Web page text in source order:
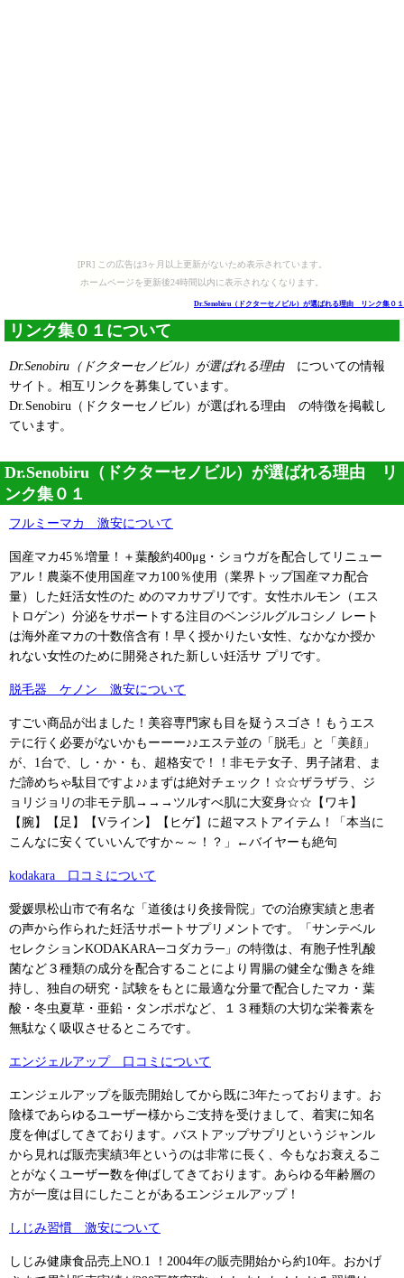
[PR] この広告は3ヶ月以上更新がないため表示されています。
ホームページを更新後24時間以内に表示されなくなります。
Dr.Senobiru（ドクターセノビル）が選ばれる理由 リンク集０１
リンク集０１について
Dr.Senobiru（ドクターセノビル）が選ばれる理由 についての情報
サイト。相互リンクを募集しています。
Dr.Senobiru（ドクターセノビル）が選ばれる理由 の特徴を掲載し
ています。
Dr.Senobiru（ドクターセノビル）が選ばれる理由 リ
ンク集０１
フルミーマカ 激安について
国産マカ45％増量！＋葉酸約400μg・ショウガを配合してリニュー
アル！農薬不使用国産マカ100％使用（業界トップ国産マカ配合
量）した妊活女性のた めのマカサプリです。女性ホルモン（エス
トロゲン）分泌をサポートする注目のベンジルグルコシノ レート
は海外産マカの十数倍含有！早く授かりたい女性、なかなか授か
れない女性のために開発された新しい妊活サ プリです。
脱毛器 ケノン 激安について
すごい商品が出ました！美容専門家も目を疑うスゴさ！もうエス
テに行く必要がないかもーーー♪♪エステ並の「脱毛」と「美顔」
が、1台で、し・か・も、超格安で！！非モテ女子、男子諸君、ま
だ諦めちゃ駄目ですよ♪♪まずは絶対チェック！☆☆ザラザラ、ジ
ョリジョリの非モテ肌→→→ツルすべ肌に大変身☆☆【ワキ】
【腕】【足】【Vライン】【ヒゲ】に超マストアイテム！「本当に
こんなに安くていいんですか～～！？」←バイヤーも絶句
kodakara 口コミについて
愛媛県松山市で有名な「道後はり灸接骨院」での治療実績と患者
の声から作られた妊活サポートサプリメントです。「サンテベル
セレクションKODAKARA─コダカラ─」の特徴は、有胞子性乳酸
菌など３種類の成分を配合することにより胃腸の健全な働きを維
持し、独自の研究・試験をもとに最適な分量で配合したマカ・葉
酸・冬虫夏草・亜鉛・タンポポなど、１３種類の大切な栄養素を
無駄なく吸収させるところです。
エンジェルアップ 口コミについて
エンジェルアップを販売開始してから既に3年たっております。お
陰様であらゆるユーザー様からご支持を受けまして、着実に知名
度を伸ばしてきております。バストアップサプリというジャンル
から見れば販売実績3年というのは非常に長く、今もなお衰えるこ
とがなくユーザー数を伸ばしてきております。あらゆる年齢層の
方が一度は目にしたことがあるエンジェルアップ！
しじみ習慣 激安について
しじみ健康食品売上NO.1 ！2004年の販売開始から約10年。おかげ